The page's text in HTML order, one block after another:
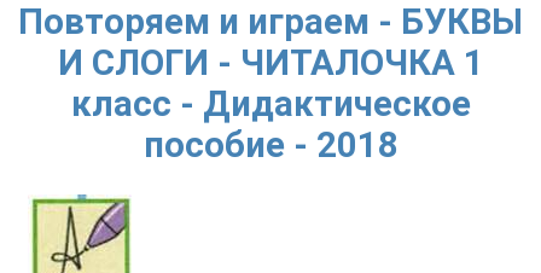
Повторяем и играем - БУКВЫ
И СЛОГИ - ЧИТАЛОЧКА 1
класс - Дидактическое
пособие - 2018